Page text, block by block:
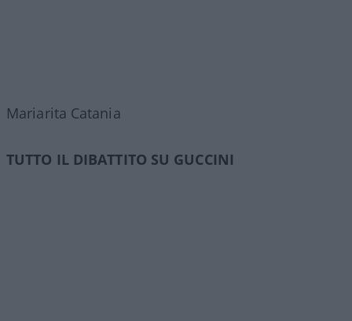
Mariarita Catania
TUTTO IL DIBATTITO SU GUCCINI